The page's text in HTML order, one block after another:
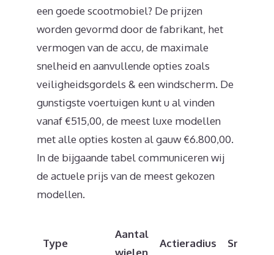
een goede scootmobiel? De prijzen
worden gevormd door de fabrikant, het
vermogen van de accu, de maximale
snelheid en aanvullende opties zoals
veiligheidsgordels & een windscherm. De
gunstigste voertuigen kunt u al vinden
vanaf €515,00, de meest luxe modellen
met alle opties kosten al gauw €6.800,00.
In de bijgaande tabel communiceren wij
de actuele prijs van de meest gekozen
modellen.
Type
Aantal
wielen
Actieradius Snelheid